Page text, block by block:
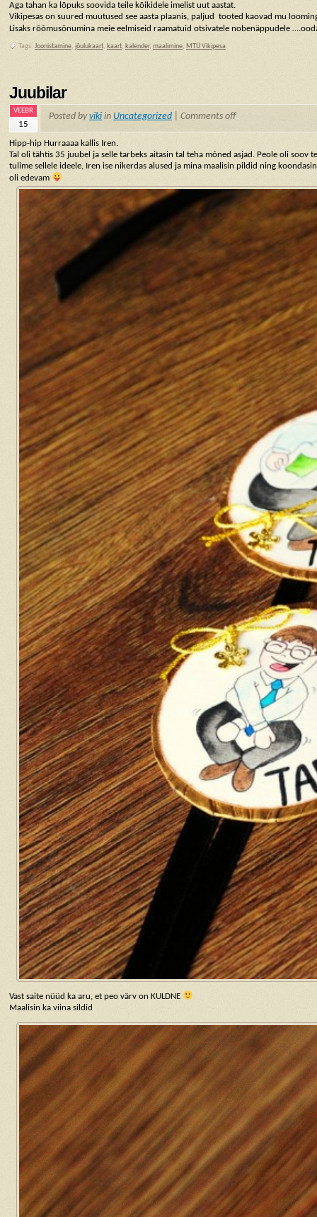
Aga tahan ka lõpuks soovida teile kõikidele imelist uut aastat.
Vikipesas on suured muutused see aasta plaanis, paljud tooted kaovad mu
Lisaks rõõmusõnumina meie eelmiseid raamatuid otsivatele nobenäppudele
Tags: Joonistamine, jõulukaart, kaart, kalender, maalimine, MTÜ Vikipesa
Juubilar
VEEBR
15
Posted byviki in Uncategorized Comments off
Hipp-hip Hurraaaa kallis Iren.
Tal oli tähtis 35 juubel ja selle tarbeks aitasin tal teha mõned asjad. Peole oli soov
tulime sellele ideele, Iren ise nikerdas alused ja mina maalisin pildid ning
oli edevam
Vast saite nüüd ka aru, et peo värv on KULDNE
Maalisin ka viina sildid